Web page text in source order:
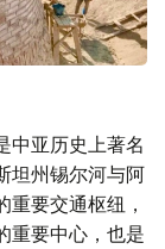
中亚历史上著名
坦州锡尔河与阿
要交通枢纽，
重要中心，也是